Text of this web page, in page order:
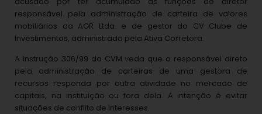
responsável pela administração de carteira de valores
mobiliários da AGR Ltda. e de gestor do CV Clube de
Investimentos, administrado pela Ativa Corretora.
A Instrução 306/99 da CVM veda que o responsável direto
pela administração de carteiras de uma gestora de
recursos responda por outra atividade no mercado de
capitais, na instituição ou fora dela. A intenção é evitar
situações de conflito de interesses.